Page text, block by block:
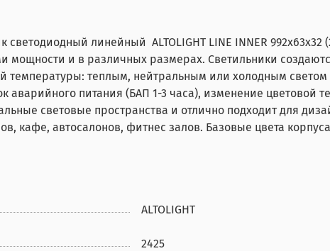
светодиодный линейный ALTOLIGHT LINE INNER
мощности и в различных размерах. Светильники
температуры: теплым, нейтральным или холодным
аварийного питания (БАП 1-3 часа), изменение
световые пространства и отлично подходит для
кафе, автосалонов, фитнес залов. Базовые цвета
ALTOLIGHT
2425